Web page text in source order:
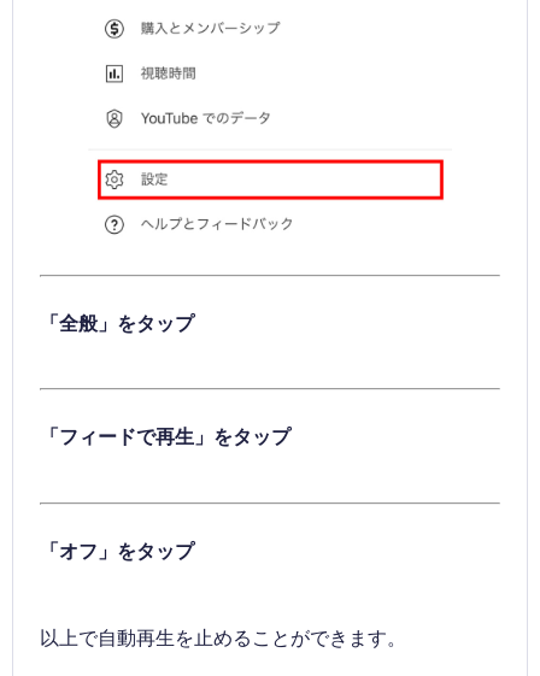
「全般」をタップ
「フィードで再生」をタップ
「オフ」をタップ
以上で自動再生を止めることができます。